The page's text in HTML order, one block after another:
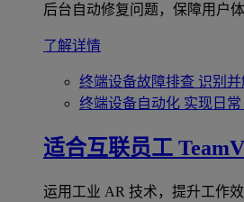
后台自动修复问题，保障用户体
了解详情
终端设备故障排查 识别
终端设备自动化 实现日
适合互联员工
运用工业 AR 技术，提升工作效